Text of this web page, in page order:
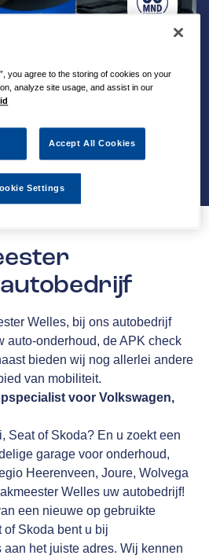
Welles, bij ons autobedrijf
auto-onderhoud, de APK check
bieden wij nog allerlei andere
van mobiliteit.
voor Volkswagen,
Seat of Skoda? En u zoekt een
garage voor onderhoud,
Heerenveen, Joure, Wolvega
Welles uw autobedrijf!
een nieuwe op gebruikte
of Skoda bent u bij
het juiste adres. Wij kennen
you agree to the storing of cookies on your
analyze site usage, and assist in our
Accept All Cookies
Settings